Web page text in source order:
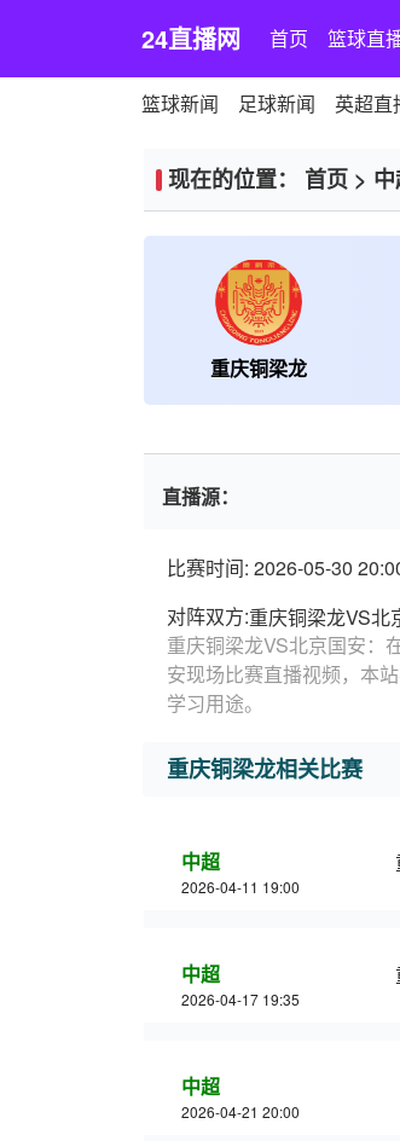
24直播网 首页 篮球直
篮球新闻 足球新闻 英超直
现在的位置： 首页 >
重庆铜梁龙
直播源：
比赛时间: 2026-05-30
对阵双方:重庆铜梁龙VS北
重庆铜梁龙VS北京国安：
安现场比赛直播视频，本
学习用途。
重庆铜梁龙相关比赛
中超
2026-04-11 19:00
中超
2026-04-17 19:35
中超
2026-04-21 20:00